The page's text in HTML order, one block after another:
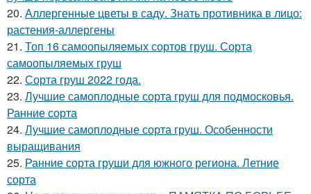
20. Аллергенные цветы в саду. Знать противника в лицо:
растения-аллергены
21. Топ 16 самоопыляемых сортов груш. Сорта
самоопыляемых груш
22. Сорта груш 2022 года.
23. Лучшие самоплодные сорта груш для подмосковья.
Ранние сорта
24. Лучшие самоплодные сорта груш. Особенности
выращивания
25. Ранние сорта груши для южного региона. Летние
сорта